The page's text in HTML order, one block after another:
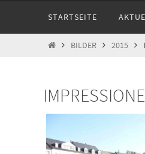
springen
STARTSEITE
STARTBILDER 2015